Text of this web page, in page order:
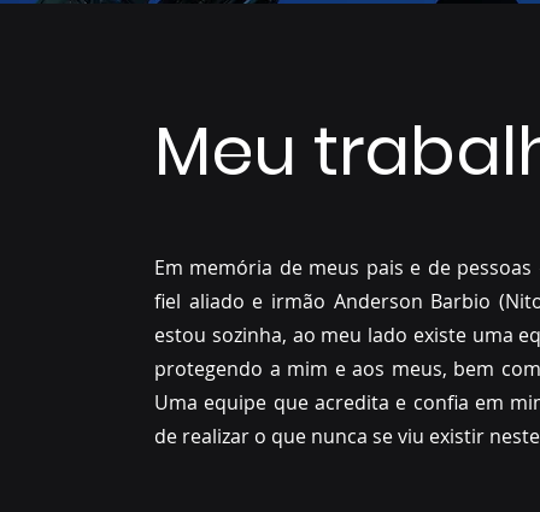
Meu
Em memória de meus pais e de
fiel aliado e irmão Anderson Barbio
estou sozinha, ao meu lado existe uma
protegendo a mim e aos meus, bem
Uma equipe que acredita e confia em
de realizar o que nunca se viu existir